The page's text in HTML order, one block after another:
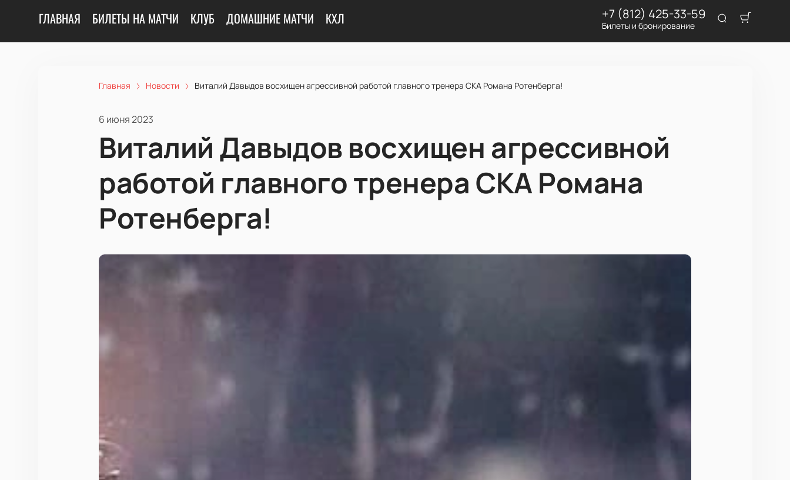
ГЛАВНАЯ БИЛЕТЫ НА МАТЧИ КЛУБ ДОМАШНИЕ МАТЧИ КХЛ +7 (812) 425-33-59
Билеты и бронирование
Главная Новости Виталий Давыдов восхищен агрессивной работой главного тренера СКА Романа Ротенберга!
6 июня 2023
Виталий Давыдов восхищен агрессивной
работой главного тренера СКА Романа
Ротенберга!